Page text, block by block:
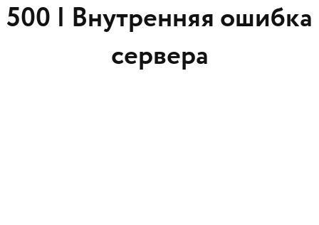
500 | Внутренняя ошибка
сервера